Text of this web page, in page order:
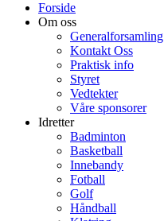
Forside
Om oss
Generalforsamling
Kontakt Oss
Praktisk info
Styret
Vedtekter
Våre sponsorer
Idretter
Badminton
Basketball
Innebandy
Fotball
Golf
Håndball